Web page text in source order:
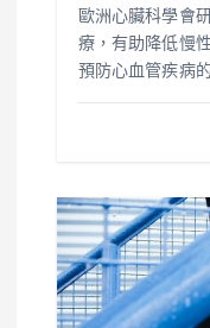
歐洲心臟科學會
療，有助降低慢
預防心血管疾病